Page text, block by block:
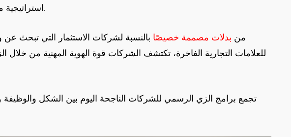
استراتيجية مستقبلية للشركات الحديثة.
من بدلات مصممة خصيصًا بالنسبة لشركات الاستثمار التي تبحث
للعلامات التجارية الفاخرة، تكتشف الشركات قوة الهوية المهنية من خلال
تجمع برامج الزي الرسمي للشركات الناجحة اليوم بين الشكل